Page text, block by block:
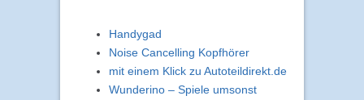
Handygad
Noise Cancelling Kopfhörer
mit einem Klick zu Autoteildirekt.de
Wunderino – Spiele umsonst